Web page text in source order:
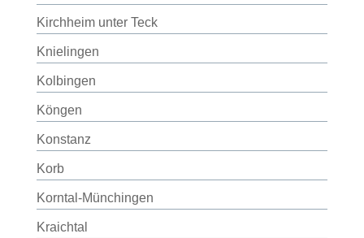
Kirchheim unter Teck
Knielingen
Kolbingen
Köngen
Konstanz
Korb
Korntal-Münchingen
Kraichtal